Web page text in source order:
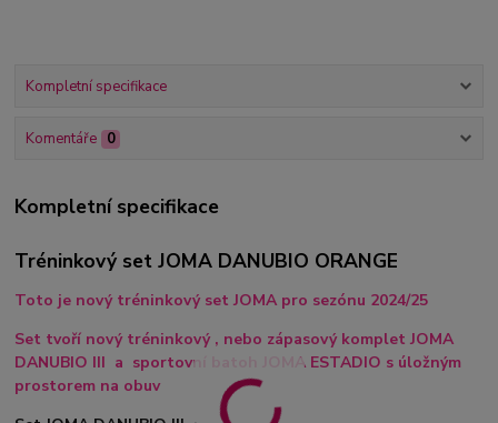
Kompletní specifikace
Komentáře 0
Kompletní specifikace
Tréninkový set JOMA DANUBIO ORANGE
Toto je nový tréninkový set JOMA pro sezónu 2024/25
Set tvoří nový tréninkový , nebo zápasový komplet JOMA
DANUBIO III a sportovní batoh JOMA ESTADIO s úložným
prostorem na obuv